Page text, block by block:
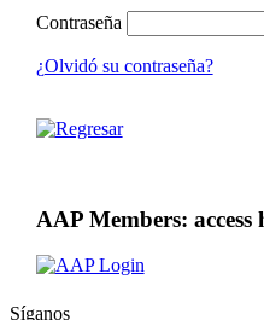
Contraseña
¿Olvidó su contraseña?
AAP Members: access
Síganos